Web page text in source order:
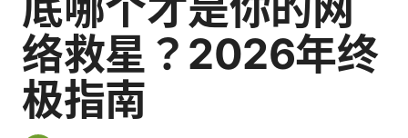
络救星？2026年终
极指南